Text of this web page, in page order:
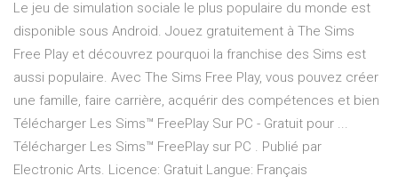
Le jeu de simulation sociale le plus populaire du monde est
disponible sous Android. Jouez gratuitement à The Sims
Free Play et découvrez pourquoi la franchise des Sims est
aussi populaire. Avec The Sims Free Play, vous pouvez créer
une famille, faire carrière, acquérir des compétences et bien
Télécharger Les Sims™ FreePlay Sur PC - Gratuit pour ...
Télécharger Les Sims™ FreePlay sur PC . Publié par
Electronic Arts. Licence: Gratuit Langue: Français